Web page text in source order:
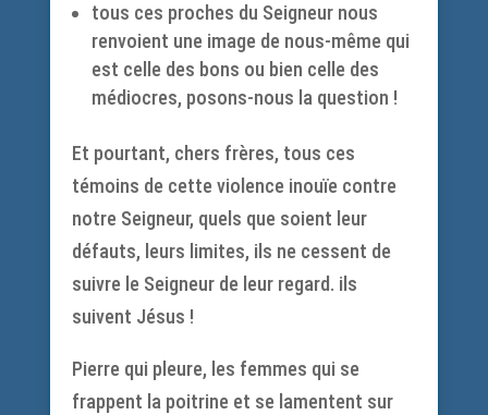
tous ces proches du Seigneur nous
renvoient une image de nous-même qui
est celle des bons ou bien celle des
médiocres, posons-nous la question !
Et pourtant, chers frères, tous ces
témoins de cette violence inouïe contre
notre Seigneur, quels que soient leur
défauts, leurs limites, ils ne cessent de
suivre le Seigneur de leur regard. ils
suivent Jésus !
Pierre qui pleure, les femmes qui se
frappent la poitrine et se lamentent sur